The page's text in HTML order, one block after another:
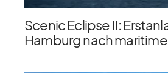
Scenic Eclipse II:
Hamburg nach